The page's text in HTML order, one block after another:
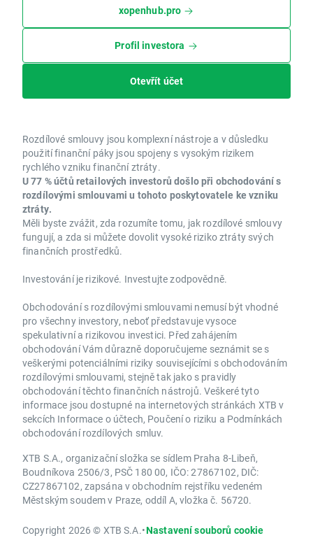
xopenhub.pro
Profil investora
Otevřít účet
Rozdílové smlouvy jsou komplexní nástroje a v důsledku
použití finanční páky jsou spojeny s vysokým rizikem
rychlého vzniku finanční ztráty.
U 77 % účtů retailových investorů došlo při obchodování s
rozdílovými smlouvami u tohoto poskytovatele ke vzniku
ztráty.
Měli byste zvážit, zda rozumíte tomu, jak rozdílové smlouvy
fungují, a zda si můžete dovolit vysoké riziko ztráty svých
finančních prostředků.
Investování je rizikové. Investujte zodpovědně.
Obchodování s rozdílovými smlouvami nemusí být vhodné
pro všechny investory, neboť představuje vysoce
spekulativní a rizikovou investici. Před zahájením
obchodování Vám důrazně doporučujeme seznámit se s
veškerými potenciálními riziky souvisejícími s obchodováním
rozdílovými smlouvami, stejně tak jako s pravidly
obchodování těchto finančních nástrojů. Veškeré tyto
informace jsou dostupné na internetových stránkách XTB v
sekcích Informace o účtech, Poučení o riziku a Podmínkách
obchodování rozdílových smluv.
XTB S.A., organizační složka se sídlem Praha 8-Libeň,
Boudníkova 2506/3, PSČ 180 00, IČO: 27867102, DIČ:
CZ27867102, zapsána v obchodním rejstříku vedeném
Městským soudem v Praze, oddíl A, vložka č. 56720.
Copyright 2026 © XTB S.A.•Nastavení souborů cookie